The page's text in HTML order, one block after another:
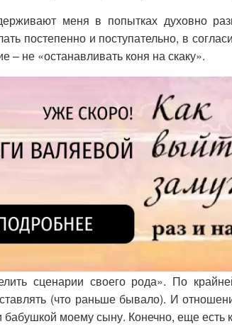
меня в попытках духовно
постепенно и поступательно, в
не «останавливать коня на скаку».
сценарии своего рода». По
(что раньше бывало). И
моему сыну. Конечно, еще есть